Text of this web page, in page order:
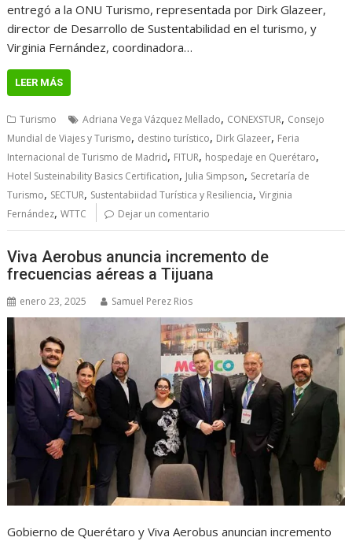
entregó a la ONU Turismo, representada por Dirk Glazeer,
director de Desarrollo de Sustentabilidad en el turismo, y
Virginia Fernández, coordinadora…
LEER MÁS
Turismo Adriana Vega Vázquez Mellado, CONEXSTUR, Consejo
Mundial de Viajes y Turismo, destino turístico, Dirk Glazeer, Feria
Internacional de Turismo de Madrid, FITUR, hospedaje en Querétaro,
Hotel Susteinability Basics Certification, Julia Simpson, Secretaría de
Turismo, SECTUR, Sustentabiidad Turística y Resiliencia,Virginia
Fernández,WTTC Dejar un comentario
Viva Aerobus anuncia incremento de
frecuencias aéreas a Tijuana
enero 23, 2025 Samuel Perez Rios
Gobierno de Querétaro y Viva Aerobus anuncian incremento